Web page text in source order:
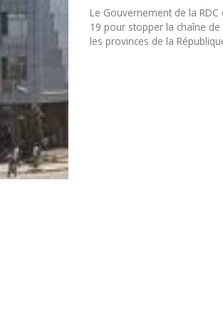
Le Gouvernement de la
19 pour stopper la chaîne
les provinces de la